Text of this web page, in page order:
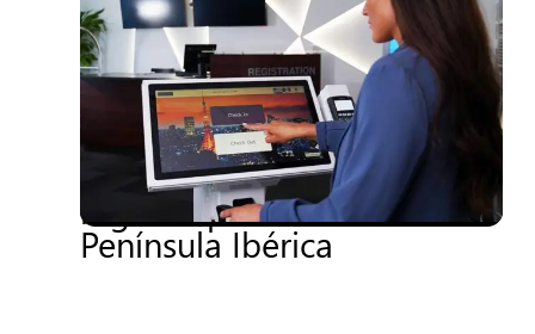
19.06.2026
NEC y Getronics anuncian
su solución de auto-
registro para hoteles en la
Península Ibérica